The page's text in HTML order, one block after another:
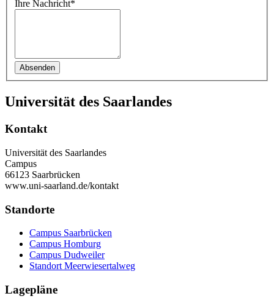
Ihre Nachricht*
Universität des Saarlandes
Kontakt
Universität des Saarlandes
Campus
66123 Saarbrücken
www.uni-saarland.de/kontakt
Standorte
Campus Saarbrücken
Campus Homburg
Campus Dudweiler
Standort Meerwiesertalweg
Lagepläne